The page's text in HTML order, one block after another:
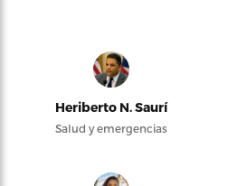
Heriberto N. Saurí
Salud y emergencias